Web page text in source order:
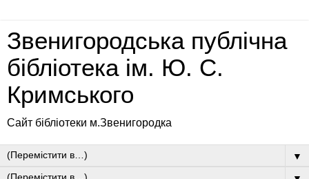
Звенигородська публічна
бібліотека ім. Ю. С.
Кримського
Сайт бібліотеки м.Звенигородка
▼